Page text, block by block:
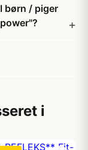
børn / piger
i